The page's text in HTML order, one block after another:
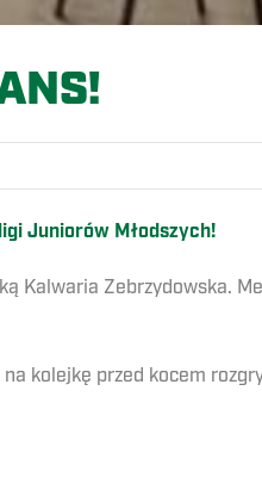
Juniorów Młodszych!
Kalwaria Zebrzydowska.
kolejkę przed kocem